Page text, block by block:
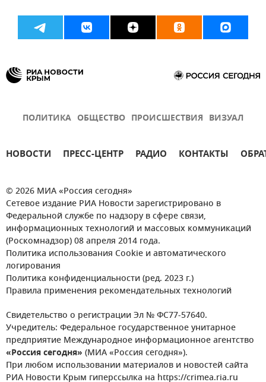
ПОЛИТИКА ОБЩЕСТВО ПРОИСШЕСТВИЯ ВИЗУАЛ
НОВОСТИ ПРЕСС-ЦЕНТР РАДИО КОНТАКТЫ
© 2026 МИА «Россия сегодня»
Сетевое издание РИА Новости зарегистрировано в
Федеральной службе по надзору в сфере связи,
информационных технологий и массовых коммуникаций
(Роскомнадзор) 08 апреля 2014 года.
Политика использования Cookie и автоматического
логирования
Политика конфиденциальности (ред. 2023 г.)
Правила применения рекомендательных технологий
Свидетельство о регистрации Эл № ФС77-57640.
Учредитель: Федеральное государственное унитарное
предприятие Международное информационное агентство
«Россия сегодня» (МИА «Россия сегодня»).
При любом использовании материалов и новостей сайта
РИА Новости Крым гиперссылка на https://crimea.ria.ru